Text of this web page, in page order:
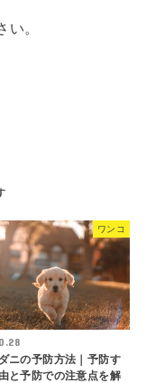
い。
ワンコ
ニの予防方法｜予防す
と予防での注意点を解